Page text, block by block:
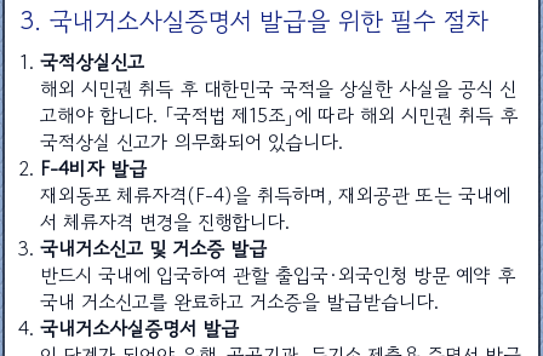
3. 국내거소사실증명서 발급을 위한 필수 절차
국적상실신고
해외 시민권 취득 후 대한민국 국적을 상실한 사실을 공식 신
고해야 합니다. 「국적법 제15조」에 따라 해외 시민권 취득 후
국적상실 신고가 의무화되어 있습니다.
F-4비자 발급
재외동포 체류자격(F-4)을 취득하며, 재외공관 또는 국내에
서 체류자격 변경을 진행합니다.
국내거소신고 및 거소증 발급
반드시 국내에 입국하여 관할 출입국·외국인청 방문 예약 후
국내 거소신고를 완료하고 거소증을 발급받습니다.
국내거소사실증명서 발급